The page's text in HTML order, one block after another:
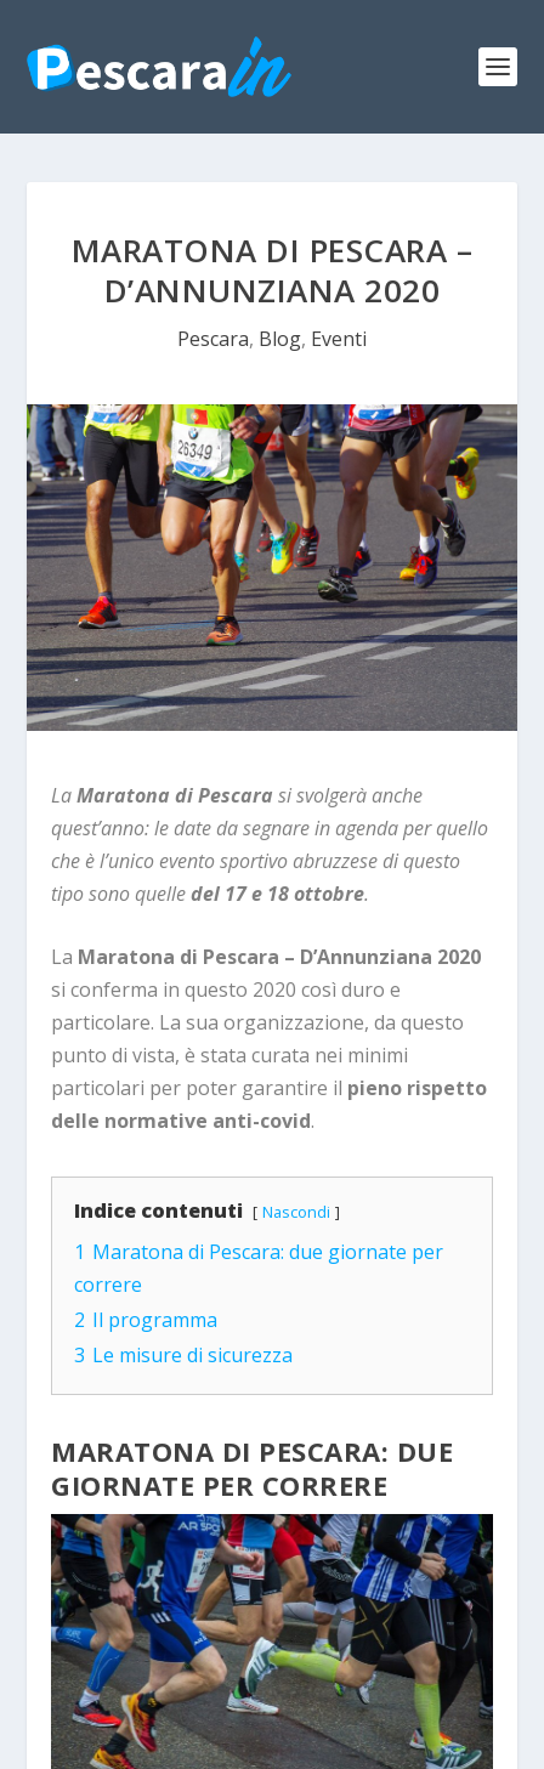
MARATONA DI PESCARA –
D’ANNUNZIANA 2020
Pescara, Blog, Eventi
LaMaratona di Pescara si svolgerà anche
quest’anno: le date da segnare in agenda per quello
che è l’unico evento sportivo abruzzese di questo
tipo sono quelledel 17 e 18 ottobre.
La Maratona di Pescara – D’Annunziana 2020
si conferma in questo 2020 così duro e
particolare. La sua organizzazione, da questo
punto di vista, è stata curata nei minimi
particolari per poter garantire il pieno rispetto
delle normative anti-covid.
Indice contenuti Nascondi
1 Maratona di Pescara: due giornate per
correre
2 Il programma
3 Le misure di sicurezza
MARATONA DI PESCARA: DUE
GIORNATE PER CORRERE